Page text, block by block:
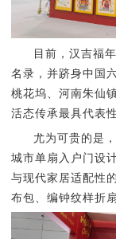
目前，汉吉福
名录，并跻身中国
桃花坞、河南朱仙
活态传承最具代表
尤为可贵的是
城市单扇入户门设
与现代家居适配性
布包、编钟纹样折